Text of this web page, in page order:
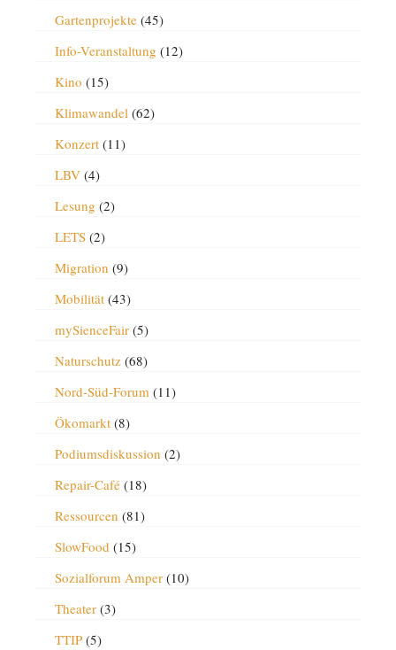
Gartenprojekte(45)
Info-Veranstaltung (12)
Kino (15)
Klimawandel(62)
Konzert(11)
LBV(4)
Lesung (2)
LETS(2)
Migration (9)
Mobilität(43)
mySienceFair(5)
Naturschutz(68)
Nord-Süd-Forum(11)
Ökomarkt(8)
Podiumsdiskussion (2)
Repair-Café(18)
Ressourcen (81)
SlowFood (15)
Sozialforum Amper(10)
Theater(3)
TTIP(5)